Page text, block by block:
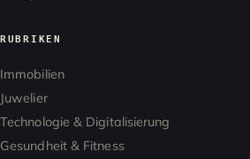
RUBRIKEN
Immobilien
Juwelier
Technologie & Digitalisierung
Gesundheit & Fitness